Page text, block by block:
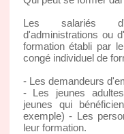
Les salariés
d'administrations ou
formation établi par
congé individuel de
- Les demandeurs
- Les jeunes
jeunes qui
exemple) - Les
leur formation.